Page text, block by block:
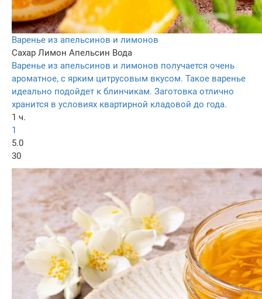
Варенье из апельсинов и лимонов
Сахар Лимон Апельсин Вода
Варенье из апельсинов и лимонов получается очень
ароматное, с ярким цитрусовым вкусом. Такое варенье
идеально подойдет к блинчикам. Заготовка отлично
хранится в условиях квартирной кладовой до года.
1 ч.
1
5.0
30